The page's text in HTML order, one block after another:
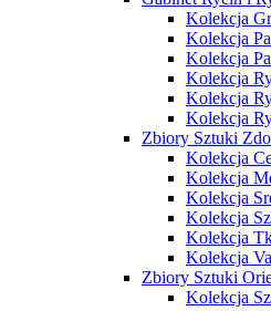
Kolekcja
Kolekcja
Kolekcja
Kolekcja
Kolekcja
Kolekcja
Zbiory Sztuki
Kolekcja
Kolekcja
Kolekcja
Kolekcja
Kolekcja
Kolekcja
Zbiory Sztuki
Kolekcja